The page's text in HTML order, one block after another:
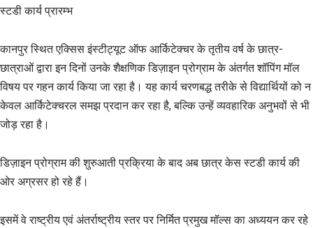
स्टडी कार्य प्रारम्भ
कानपुर स्थित एक्सिस इंस्टीट्यूट ऑफ आर्किटेक्चर के तृतीय वर्ष के छात्र-
छात्राओं द्वारा इन दिनों उनके शैक्षणिक डिज़ाइन प्रोग्राम के अंतर्गत शॉपिंग मॉल
विषय पर गहन कार्य किया जा रहा है। यह कार्य चरणबद्ध तरीके से विद्यार्थियों को न
केवल आर्किटेक्चरल समझ प्रदान कर रहा है, बल्कि उन्हें व्यवहारिक अनुभवों से भी
जोड़ रहा है।
डिज़ाइन प्रोग्राम की शुरुआती प्रक्रिया के बाद अब छात्र केस स्टडी कार्य की
ओर अग्रसर हो रहे हैं।
इसमें वे राष्ट्रीय एवं अंतर्राष्ट्रीय स्तर पर निर्मित प्रमुख मॉल्स का अध्ययन कर रहे